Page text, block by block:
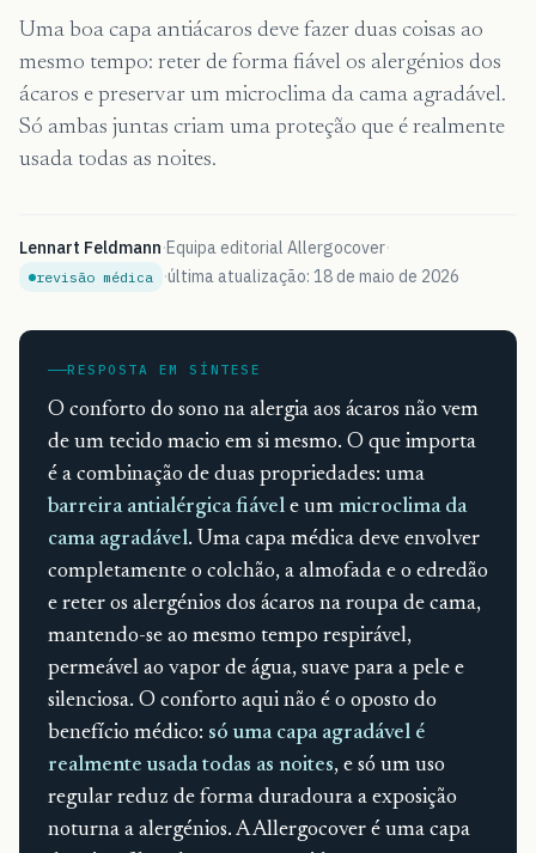
Uma boa capa antiácaros deve fazer duas coisas ao
mesmo tempo: reter de forma fiável os alergénios dos
ácaros e preservar um microclima da cama agradável.
Só ambas juntas criam uma proteção que é realmente
usada todas as noites.
Lennart Feldmann·Equipa editorial Allergocover·
revisão médica ·última atualização: 18 de maio de 2026
RESPOSTA EM SÍNTESE
O conforto do sono na alergia aos ácaros não vem
de um tecido macio em si mesmo. O que importa
é a combinação de duas propriedades: uma
barreira antialérgica fiável e um microclima da
cama agradável. Uma capa médica deve envolver
completamente o colchão, a almofada e o edredão
e reter os alergénios dos ácaros na roupa de cama,
mantendo-se ao mesmo tempo respirável,
permeável ao vapor de água, suave para a pele e
silenciosa. O conforto aqui não é o oposto do
benefício médico: só uma capa agradável é
realmente usada todas as noites, e só um uso
regular reduz de forma duradoura a exposição
noturna a alergénios. A Allergocover é uma capa